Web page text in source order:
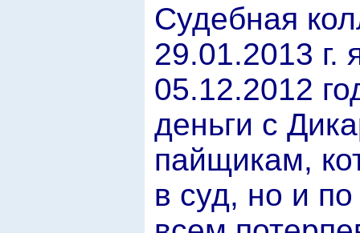
Судебная
29.01.2013 г.
05.12.2012
деньги с
пайщикам,
в суд, но и